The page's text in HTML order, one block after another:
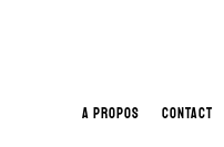
A PROPOS CONTACT